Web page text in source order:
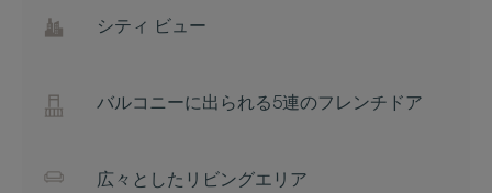
シティ ビュー
バルコニーに出られる5連のフレンチドア
広々としたリビングエリア